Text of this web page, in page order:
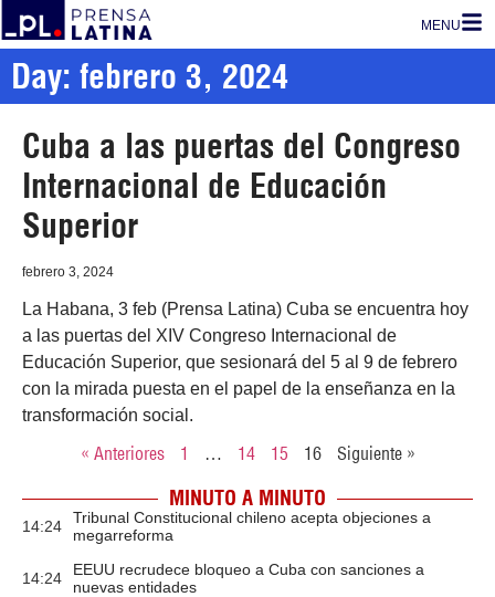
MENU
Day: febrero 3, 2024
Cuba a las puertas del Congreso
Internacional de Educación
Superior
febrero 3, 2024
La Habana, 3 feb (Prensa Latina) Cuba se encuentra hoy
a las puertas del XIV Congreso Internacional de
Educación Superior, que sesionará del 5 al 9 de febrero
con la mirada puesta en el papel de la enseñanza en la
transformación social.
« Anteriores 1 … 14 15 16 Siguiente »
MINUTO A MINUTO
14:24
Tribunal Constitucional chileno acepta objeciones a
megarreforma
14:24
EEUU recrudece bloqueo a Cuba con sanciones a
nuevas entidades